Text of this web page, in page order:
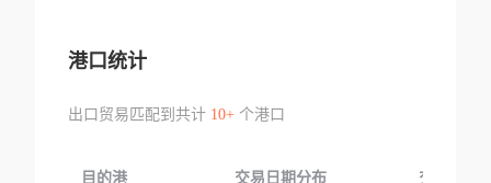
港口统计
出口贸易匹配到共计 10+个港口
目的港 交易日期分布 交易产品